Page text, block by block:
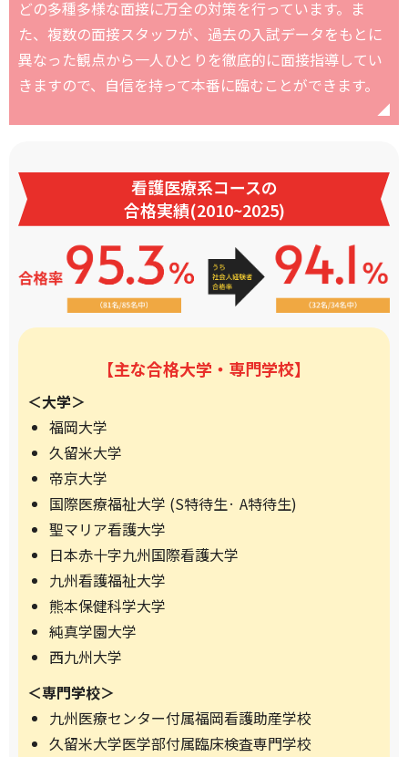
どの多種多様な面接に万全の対策を行っています。ま
た、複数の面接スタッフが、過去の入試データをもとに
異なった観点から一人ひとりを徹底的に面接指導してい
きますので、自信を持って本番に臨むことができます。
看護医療系コースの
合格実績(2010~2025)
【主な合格大学・専門学校】
＜大学＞
福岡大学
久留米大学
帝京大学
国際医療福祉大学 (S特待生· A特待生)
聖マリア看護大学
日本赤十字九州国際看護大学
九州看護福祉大学
熊本保健科学大学
純真学園大学
西九州大学
＜専門学校＞
九州医療センター付属福岡看護助産学校
久留米大学医学部付属臨床検査専門学校